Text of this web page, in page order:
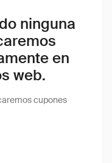
ninguna
en
web.
cupones